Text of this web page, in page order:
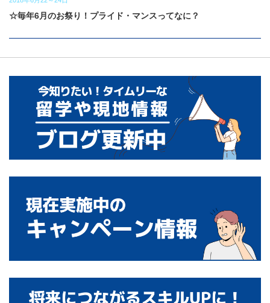
☆毎年6月のお祭り！プライド・マンスってなに？